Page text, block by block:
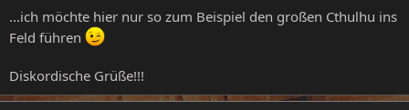
...ich möchte hier nur so zum Beispiel den großen Cthulhu ins
Feld führen
Diskordische Grüße!!!